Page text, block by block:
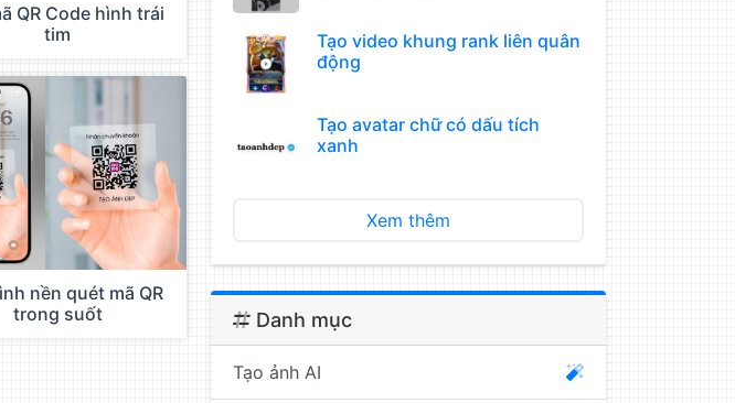
QR Code hình trái
tim
nền quét mã QR
trong suốt
Tạo video khung rank liên quân
động
Tạo avatar chữ có dấu tích
xanh
Xem thêm
Danh mục
Tạo ảnh AI